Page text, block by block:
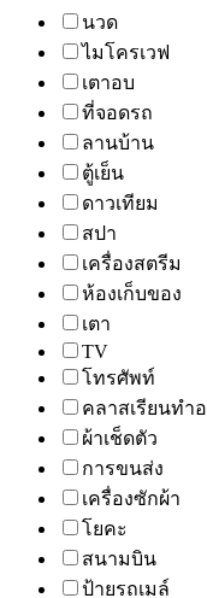
นวด
ไมโครเวฟ
เตาอบ
ที่จอดรถ
ลานบ้าน
ตู้เย็น
ดาวเทียม
สปา
เครื่องสตรีม
ห้องเก็บของ
เตา
TV
โทรศัพท์
คลาสเรียนทำ
ผ้าเช็ดตัว
การขนส่ง
เครื่องซักผ้า
โยคะ
สนามบิน
ป้ายรถเมล์